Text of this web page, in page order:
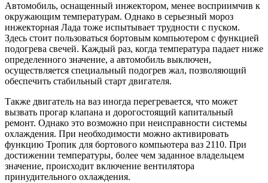
Автомобиль, оснащенный инжектором, менее восприимчив к
окружающим температурам. Однако в серьезный мороз
инжекторная Лада тоже испытывает трудности с пуском.
Здесь стоит пользоваться бортовым компьютером с функцией
подогрева свечей. Каждый раз, когда температура падает ниже
определенного значение, а автомобиль выключен,
осуществляется специальный подогрев жал, позволяющий
обеспечить стабильный старт двигателя.
Также двигатель на ваз иногда перегревается, что может
вызвать прогар клапана и дорогостоящий капитальный
ремонт. Однако это возможно при неисправности системы
охлаждения. При необходимости можно активировать
функцию Тропик для бортового компьютера ваз 2110. При
достижении температуры, более чем заданное владельцем
значение, происходит включение вентилятора
принудительного охлаждения.